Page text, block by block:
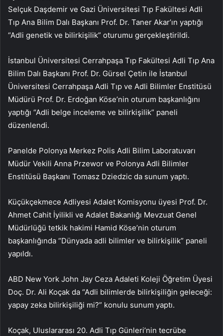
Selçuk Daşdemir ve Gazi Üniversitesi Tıp Fakültesi Adli
Tıp Ana Bilim Dalı Başkanı Prof. Dr. Taner Akar’ın yaptığı
“Adli genetik ve bilirkişilik” oturumu gerçekleştirildi.
İstanbul Üniversitesi Cerrahpaşa Tıp Fakültesi Adli Tıp Ana
Bilim Dalı Başkanı Prof. Dr. Gürsel Çetin ile İstanbul
Üniversitesi Cerrahpaşa Adli Tıp ve Adli Bilimler Enstitüsü
Müdürü Prof. Dr. Erdoğan Köse’nin oturum başkanlığını
yaptığı “Adli belge inceleme ve bilirkişilik” paneli
düzenlendi.
Panelde Polonya Merkez Polis Adli Bilim Laboratuvarı
Müdür Vekili Anna Przewor ve Polonya Adli Bilimler
Enstitüsü Başkanı Tomasz Dziedzic da sunum yaptı.
Küçükçekmece Adliyesi Adalet Komisyonu üyesi Prof. Dr.
Ahmet Cahit İyilikli ve Adalet Bakanlığı Mevzuat Genel
Müdürlüğü tetkik hakimi Hamid Köse’nin oturum
başkanlığında “Dünyada adli bilimler ve bilirkişilik” paneli
yapıldı.
ABD New York John Jay Ceza Adaleti Koleji Öğretim Üyesi
Doç. Dr. Ali Koçak da “Adli bilimlerde bilirkişiliğin geleceği:
yapay zeka bilirkişiliği mi?” konulu sunum yaptı.
Koçak, Uluslararası 20. Adli Tıp Günleri’nin tecrübe